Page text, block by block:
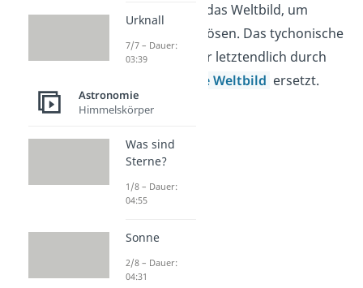
modifizierte das Weltbild, um
dieses Problem zu lösen. Das tychonische
Weltbild wurde aber letztendlich durch
heliozentrische Weltbild ersetzt.
Urknall
7/7 – Dauer:
03:39
Astronomie
Himmelskörper
Was sind
Sterne?
1/8 – Dauer:
04:55
Sonne
2/8 – Dauer:
04:31